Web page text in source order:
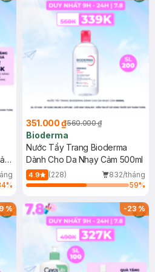
%
351.000 ₫560.000 ₫
Bioderma
Nước Tẩy Trang Bioderma
Dành Cho Da Nhạy Cảm 500ml
4.9 (228)
832/tháng
59%
% -23%